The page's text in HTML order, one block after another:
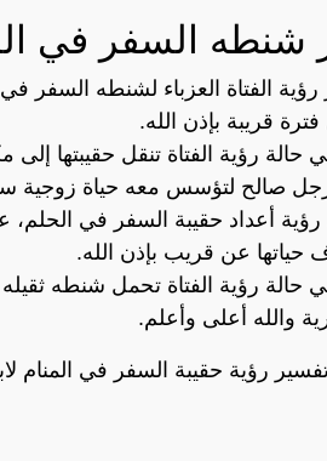
شنطه السفر في
الفتاة العزباء لشنطه السفر
قريبة بإذن الله.
حالة رؤية الفتاة تنقل حقيبتها
صالح لتؤسس معه حياة زوجية
رؤية أعداد حقيبة السفر في
حياتها عن قريب بإذن الله.
حالة رؤية الفتاة تحمل شنطه
والله أعلى وأعلم.
رؤية حقيبة السفر في المنام